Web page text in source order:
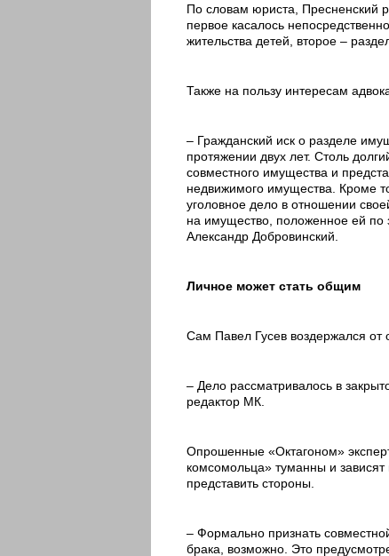
По словам юриста, Пресненский
первое касалось
жительства детей, второе –
Также на пользу интересам
– Гражданский иск о разделе
протяжении двух лет. Столь
совместного имущества и
недвижимого имущества. Кроме
уголовное дело в отношении
на имущество, положенное ей по
Александр Добровинский.
Личное может стать общим
Сам Павел Гусев воздержался от
– Дело рассматривалось в
редактор МК.
Опрошенные «Октагоном»
комсомольца» туманны и
представить стороны.
– Формально признать
брака, возможно. Это